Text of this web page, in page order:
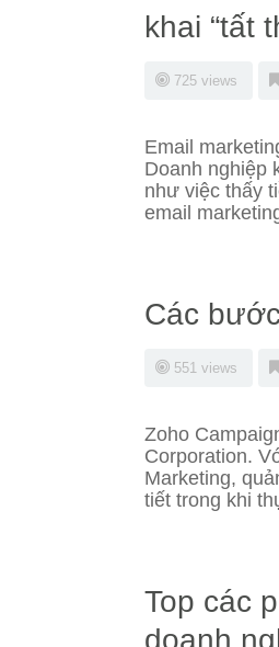
khai “tất
725 views
Email
Doanh nghiệp
như việc thấy
email
Các
551 views
Zoho
Corporation.
Marketing,
tiết trong khi
Top các
doanh